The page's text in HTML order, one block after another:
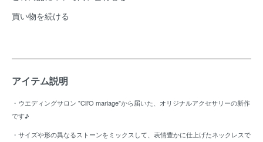
買い物を続ける
アイテム説明
・ウエディングサロン "Cli'O mariage"から届いた、オリジナルアクセサリーの新作
です♪
・サイズや形の異なるストーンをミックスして、表情豊かに仕上げたネックレスで